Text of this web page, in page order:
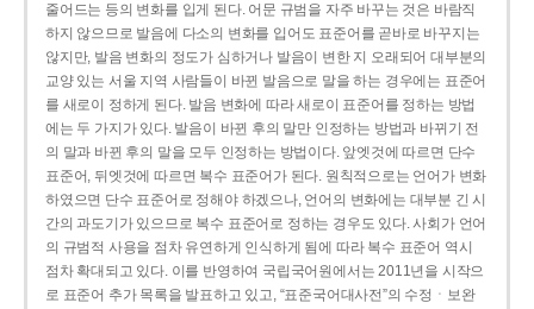
줄어드는 등의 변화를 입게 된다. 어문 규범을 자주 바꾸는 것은 바람직
하지 않으므로 발음에 다소의 변화를 입어도 표준어를 곧바로 바꾸지는
않지만, 발음 변화의 정도가 심하거나 발음이 변한 지 오래되어 대부분의
교양 있는 서울 지역 사람들이 바뀐 발음으로 말을 하는 경우에는 표준어
를 새로이 정하게 된다. 발음 변화에 따라 새로이 표준어를 정하는 방법
에는 두 가지가 있다. 발음이 바뀐 후의 말만 인정하는 방법과 바뀌기 전
의 말과 바뀐 후의 말을 모두 인정하는 방법이다. 앞엣것에 따르면 단수
표준어, 뒤엣것에 따르면 복수 표준어가 된다. 원칙적으로는 언어가 변화
하였으면 단수 표준어로 정해야 하겠으나, 언어의 변화에는 대부분 긴 시
간의 과도기가 있으므로 복수 표준어로 정하는 경우도 있다. 사회가 언어
의 규범적 사용을 점차 유연하게 인식하게 됨에 따라 복수 표준어 역시
점차 확대되고 있다. 이를 반영하여 국립국어원에서는 2011년을 시작으
로 표준어 추가 목록을 발표하고 있고, “표준국어대사전”의 수정ㆍ보완